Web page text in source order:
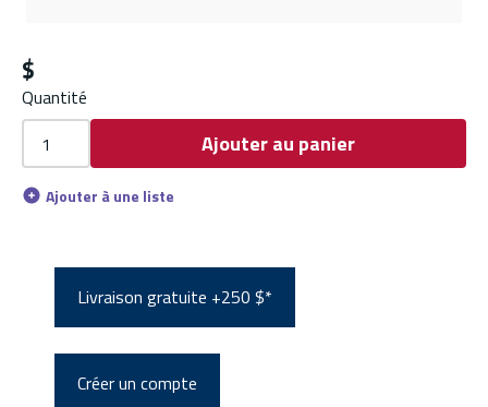
$
Quantité
Ajouter au panier
Ajouter à une liste
Livraison gratuite +250 $*
Créer un compte